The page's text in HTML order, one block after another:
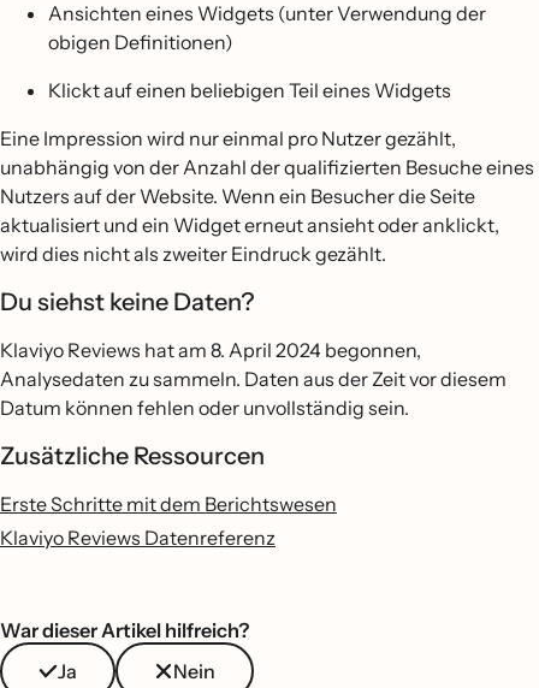
Ansichten eines Widgets (unter Verwendung der
obigen Definitionen)
Klickt auf einen beliebigen Teil eines Widgets
Eine Impression wird nur einmal pro Nutzer gezählt,
unabhängig von der Anzahl der qualifizierten Besuche eines
Nutzers auf der Website. Wenn ein Besucher die Seite
aktualisiert und ein Widget erneut ansieht oder anklickt,
wird dies nicht als zweiter Eindruck gezählt.
Du siehst keine Daten?
Klaviyo Reviews hat am 8. April 2024 begonnen,
Analysedaten zu sammeln. Daten aus der Zeit vor diesem
Datum können fehlen oder unvollständig sein.
Zusätzliche Ressourcen
Erste Schritte mit dem Berichtswesen
Klaviyo Reviews Datenreferenz
War dieser Artikel hilfreich?
Ja
Nein